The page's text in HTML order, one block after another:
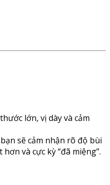
lớn, vị dày và cảm
sẽ cảm nhận rõ độ bùi
và cực kỳ “đã miệng”.